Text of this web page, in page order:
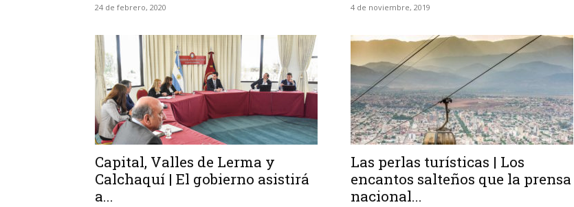
24 de febrero, 2020 4 de noviembre, 2019
Capital, Valles de Lerma y
Calchaquí | El gobierno asistirá
a...
Las perlas turísticas | Los
encantos salteños que la prensa
nacional...